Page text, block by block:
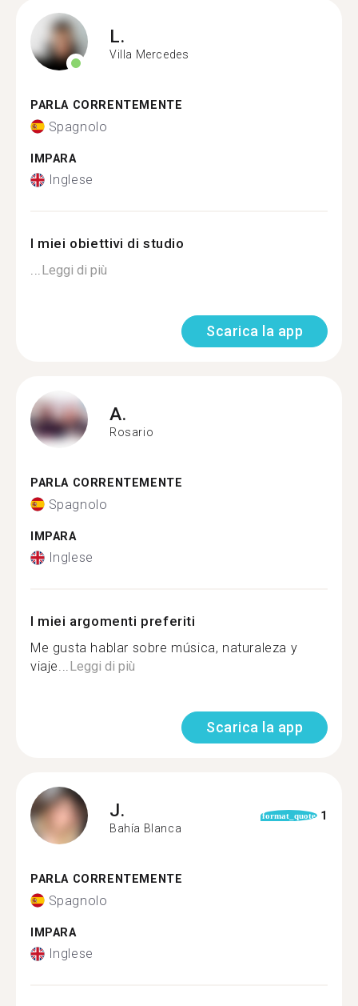
L.
Villa Mercedes
PARLA CORRENTEMENTE
Spagnolo
IMPARA
Inglese
I miei obiettivi di studio
...Leggi di più
Scarica la app
A.
Rosario
PARLA CORRENTEMENTE
Spagnolo
IMPARA
Inglese
I miei argomenti preferiti
Me gusta hablar sobre música, naturaleza y
viaje...Leggi di più
Scarica la app
J.
Bahía Blanca
format_quote 1
PARLA CORRENTEMENTE
Spagnolo
IMPARA
Inglese